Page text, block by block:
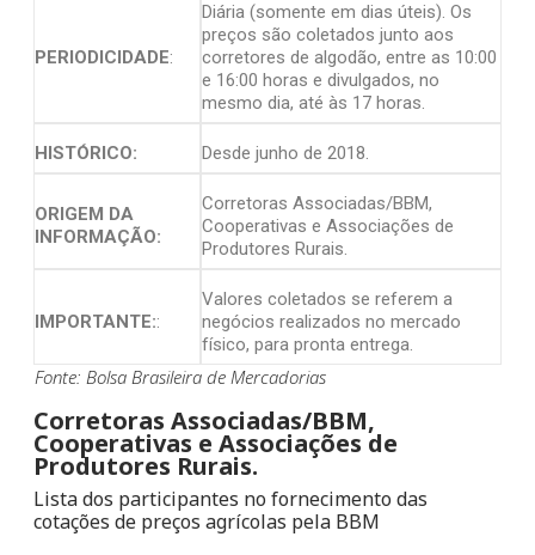
PERIODICIDADE:
Diária (somente em dias úteis). Os
preços são coletados junto aos
corretores de algodão, entre as 10:00
e 16:00 horas e divulgados, no
mesmo dia, até às 17 horas.
HISTÓRICO: Desde junho de 2018.
ORIGEM DA
INFORMAÇÃO:
Corretoras Associadas/BBM,
Cooperativas e Associações de
Produtores Rurais.
IMPORTANTE::
Valores coletados se referem a
negócios realizados no mercado
físico, para pronta entrega.
Fonte: Bolsa Brasileira de Mercadorias
Corretoras Associadas/BBM,
Cooperativas e Associações de
Produtores Rurais.
Lista dos participantes no fornecimento das
cotações de preços agrícolas pela BBM